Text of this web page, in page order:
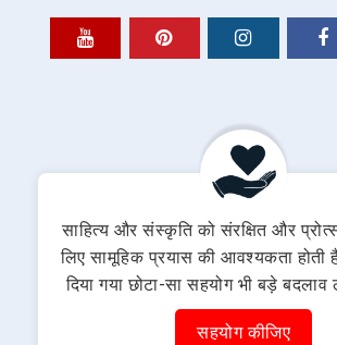
साहित्य और संस्कृति को संरक्षित और
लिए सामूहिक प्रयास की आवश्यकता होती
दिया गया छोटा-सा सहयोग भी बड़े
सहयोग कीजिए